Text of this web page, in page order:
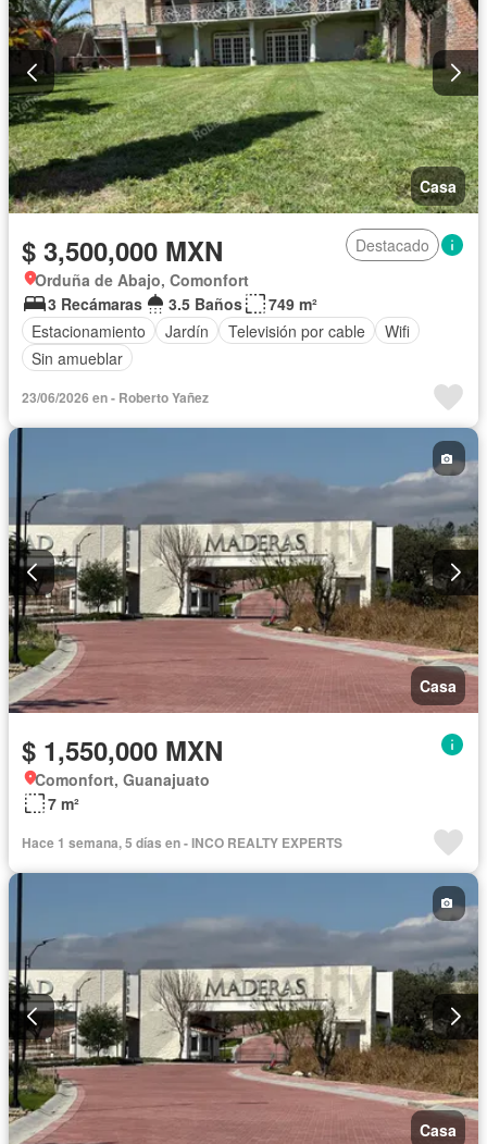
Casa
$ 3,500,000 MXN
Destacado
Orduña de Abajo, Comonfort
3 Recámaras
3.5 Baños
749 m²
Estacionamiento
Jardín Televisión por cable
Wifi
Sin amueblar
23/06/2026 en - Roberto Yañez
Casa
$ 1,550,000 MXN
Comonfort, Guanajuato
7 m²
Hace 1 semana, 5 días en - INCO REALTY EXPERTS
Casa